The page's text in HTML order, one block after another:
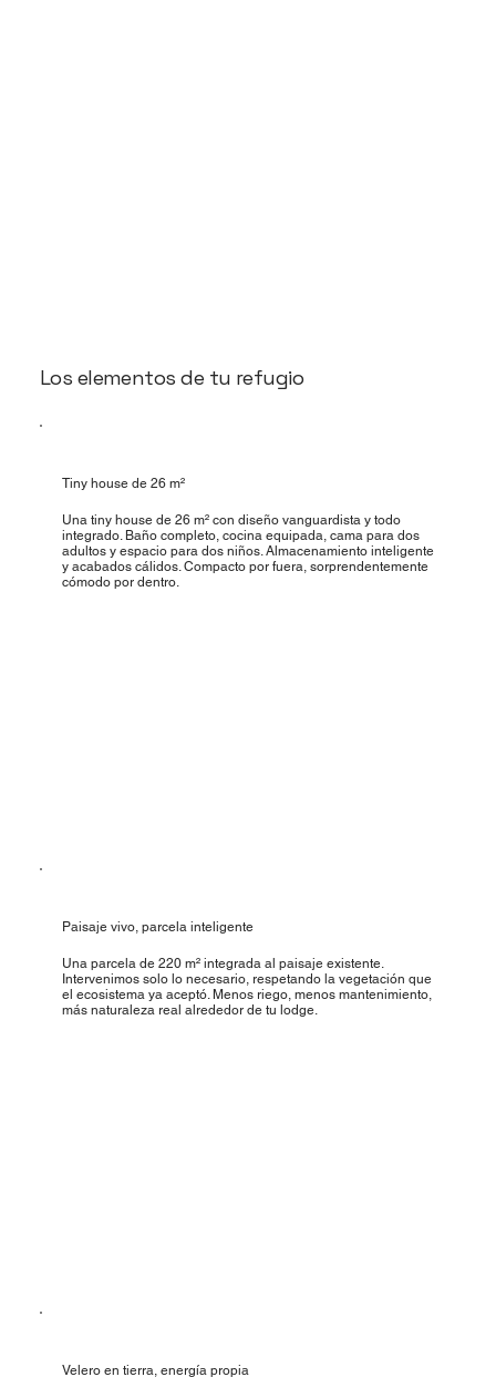
Los elementos de tu refugio
Tiny house de 26 m²
Una tiny house de 26 m² con diseño vanguardista y todo
integrado. Baño completo, cocina equipada, cama para dos
adultos y espacio para dos niños. Almacenamiento inteligente
y acabados cálidos. Compacto por fuera, sorprendentemente
cómodo por dentro.
Paisaje vivo, parcela inteligente
Una parcela de 220 m² integrada al paisaje existente.
Intervenimos solo lo necesario, respetando la vegetación que
el ecosistema ya aceptó. Menos riego, menos mantenimiento,
más naturaleza real alrededor de tu lodge.
Velero en tierra, energía propia